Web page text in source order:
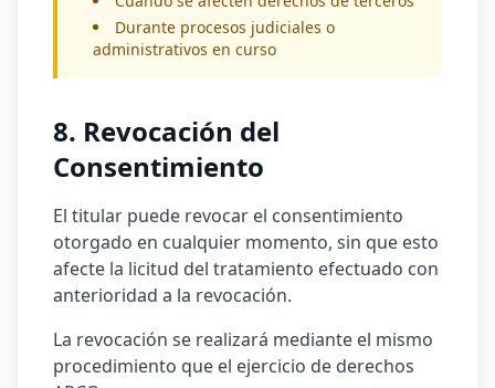
Durante procesos judiciales o
administrativos en curso
8. Revocación del
Consentimiento
El titular puede revocar el consentimiento
otorgado en cualquier momento, sin que esto
afecte la licitud del tratamiento efectuado con
anterioridad a la revocación.
La revocación se realizará mediante el mismo
procedimiento que el ejercicio de derechos